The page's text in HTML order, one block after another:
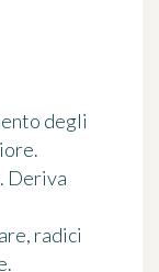
degli
Deriva
radici